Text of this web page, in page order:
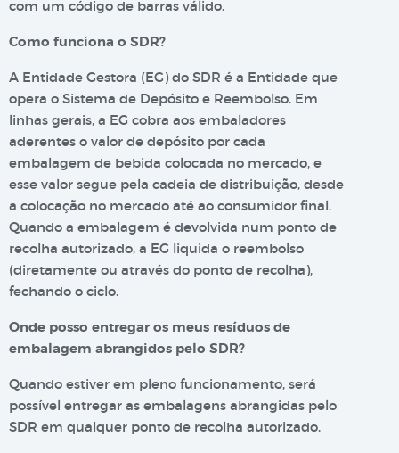
com um código de barras válido.
Como funciona o SDR?
A Entidade Gestora (EG) do SDR é a Entidade que
opera o Sistema de Depósito e Reembolso. Em
linhas gerais, a EG cobra aos embaladores
aderentes o valor de depósito por cada
embalagem de bebida colocada no mercado, e
esse valor segue pela cadeia de distribuição, desde
a colocação no mercado até ao consumidor final.
Quando a embalagem é devolvida num ponto de
recolha autorizado, a EG liquida o reembolso
(diretamente ou através do ponto de recolha),
fechando o ciclo.
Onde posso entregar os meus resíduos de
embalagem abrangidos pelo SDR?
Quando estiver em pleno funcionamento, será
possível entregar as embalagens abrangidas pelo
SDR em qualquer ponto de recolha autorizado.